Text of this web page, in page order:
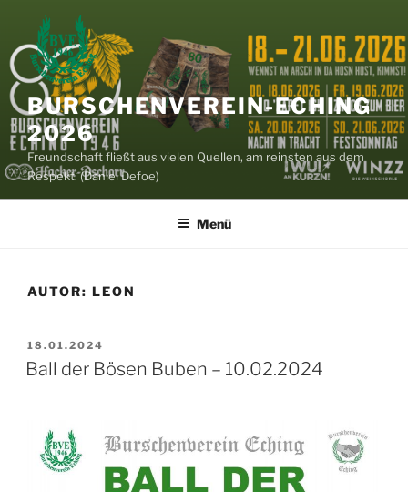
springen
BURSCHENVEREIN-ECHING
2026
Freundschaft fließt aus vielen Quellen, am reinsten aus dem
Respekt. (Daniel Defoe)
Menü
AUTOR: LEON
VERÖFFENTLICHT
AM
18.01.2024
Ball der Bösen Buben – 10.02.2024